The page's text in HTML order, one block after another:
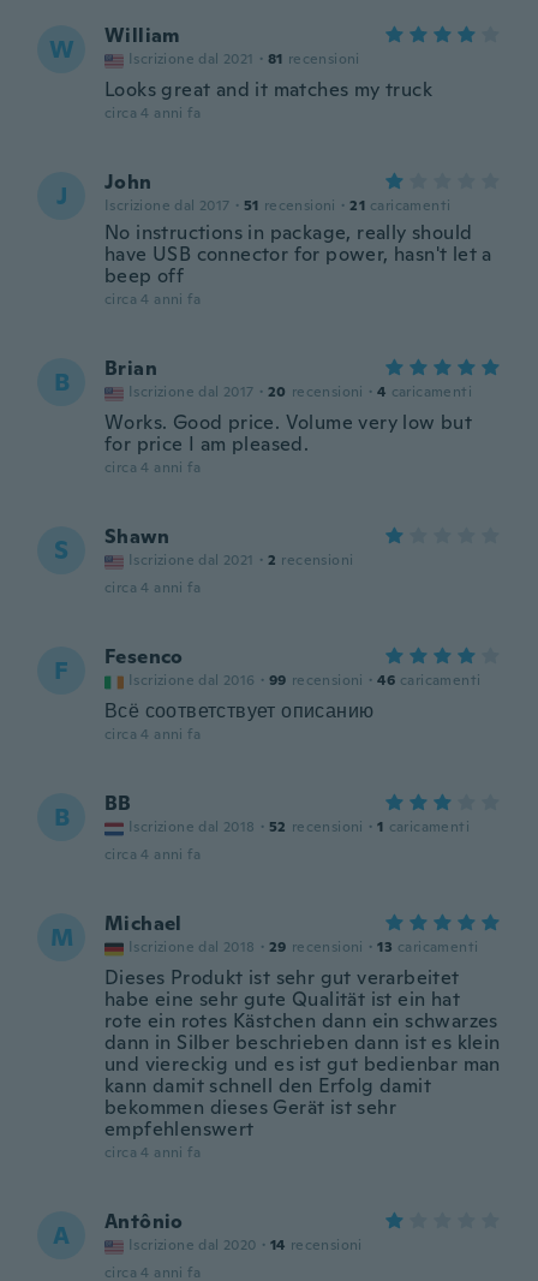
W William
Iscrizione dal 2021 · 81 recensioni
Looks great and it matches my truck
circa 4 anni fa
J John
Iscrizione dal 2017 · 51 recensioni · 21 caricamenti
No instructions in package, really should
have USB connector for power, hasn't let a
beep off
circa 4 anni fa
B Brian
Iscrizione dal 2017 · 20 recensioni · 4 caricamenti
Works. Good price. Volume very low but
for price I am pleased.
circa 4 anni fa
S Shawn
Iscrizione dal 2021 · 2 recensioni
circa 4 anni fa
F Fesenco
Iscrizione dal 2016 · 99 recensioni · 46 caricamenti
Всё соответствует описанию
circa 4 anni fa
B BB
Iscrizione dal 2018 · 52 recensioni · 1 caricamenti
circa 4 anni fa
M Michael
Iscrizione dal 2018 · 29 recensioni · 13 caricamenti
Dieses Produkt ist sehr gut verarbeitet
habe eine sehr gute Qualität ist ein hat
rote ein rotes Kästchen dann ein schwarzes
dann in Silber beschrieben dann ist es klein
und viereckig und es ist gut bedienbar man
kann damit schnell den Erfolg damit
bekommen dieses Gerät ist sehr
empfehlenswert
circa 4 anni fa
A Antônio
Iscrizione dal 2020 · 14 recensioni
circa 4 anni fa